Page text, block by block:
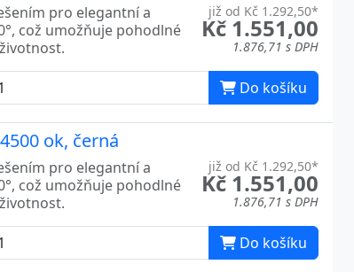
již od Kč 1.292,50*
Kč 1.551,00
1.876,71 s DPH
pro elegantní a
což umožňuje pohodlné
Do košíku
ok, černá
již od Kč 1.292,50*
Kč 1.551,00
1.876,71 s DPH
pro elegantní a
což umožňuje pohodlné
Do košíku